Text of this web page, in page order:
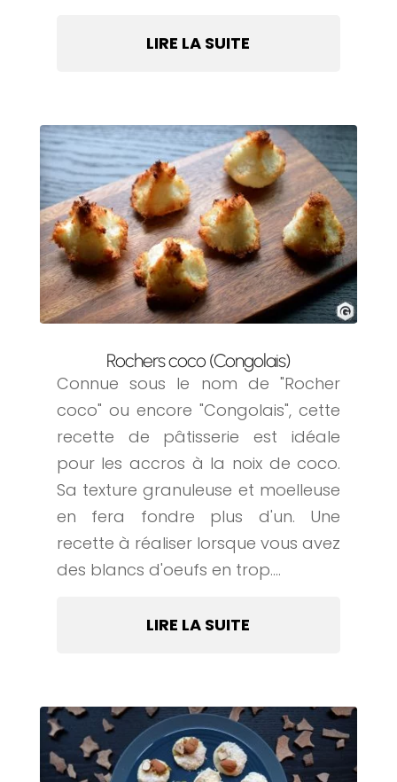
LIRE LA SUITE
Rochers coco (Congolais)
Connue sous le nom de "Rocher
coco" ou encore "Congolais", cette
recette de pâtisserie est idéale
pour les accros à la noix de coco.
Sa texture granuleuse et moelleuse
en fera fondre plus d'un. Une
recette à réaliser lorsque vous avez
des blancs d'oeufs en trop....
LIRE LA SUITE